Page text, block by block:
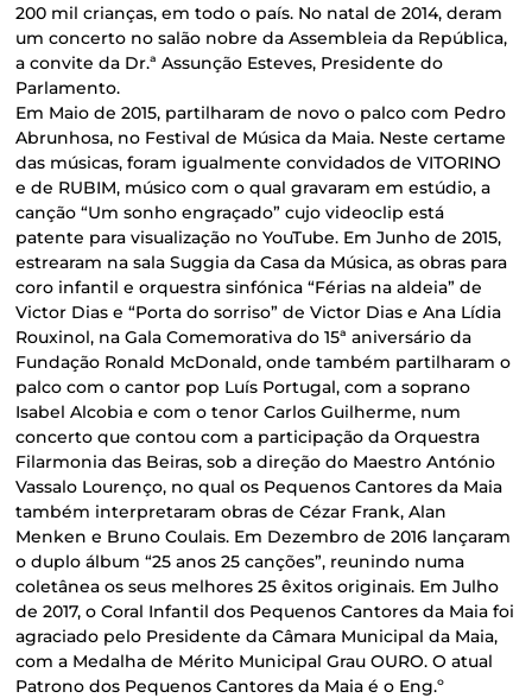
200 mil crianças, em todo o país. No natal de 2014, deram
um concerto no salão nobre da Assembleia da República,
a convite da Dr.ª Assunção Esteves, Presidente do
Parlamento.
Em Maio de 2015, partilharam de novo o palco com Pedro
Abrunhosa, no Festival de Música da Maia. Neste certame
das músicas, foram igualmente convidados de VITORINO
e de RUBIM, músico com o qual gravaram em estúdio, a
canção “Um sonho engraçado” cujo videoclip está
patente para visualização no YouTube. Em Junho de 2015,
estrearam na sala Suggia da Casa da Música, as obras para
coro infantil e orquestra sinfónica “Férias na aldeia” de
Victor Dias e “Porta do sorriso” de Victor Dias e Ana Lídia
Rouxinol, na Gala Comemorativa do 15ª aniversário da
Fundação Ronald McDonald, onde também partilharam o
palco com o cantor pop Luís Portugal, com a soprano
Isabel Alcobia e com o tenor Carlos Guilherme, num
concerto que contou com a participação da Orquestra
Filarmonia das Beiras, sob a direção do Maestro António
Vassalo Lourenço, no qual os Pequenos Cantores da Maia
também interpretaram obras de Cézar Frank, Alan
Menken e Bruno Coulais. Em Dezembro de 2016 lançaram
o duplo álbum “25 anos 25 canções”, reunindo numa
coletânea os seus melhores 25 êxitos originais. Em Julho
de 2017, o Coral Infantil dos Pequenos Cantores da Maia foi
agraciado pelo Presidente da Câmara Municipal da Maia,
com a Medalha de Mérito Municipal Grau OURO. O atual
Patrono dos Pequenos Cantores da Maia é o Eng.º